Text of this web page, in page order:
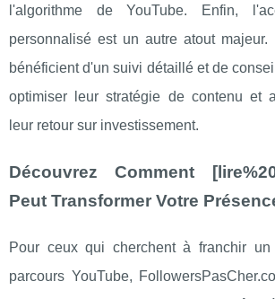
l'algorithme de YouTube. Enfin,
personnalisé est un autre atout majeur.
bénéficient d'un suivi détaillé et de
optimiser leur stratégie de contenu et
leur retour sur investissement.
Découvrez Comment
Peut Transformer Votre
Pour ceux qui cherchent à franchir
parcours YouTube,